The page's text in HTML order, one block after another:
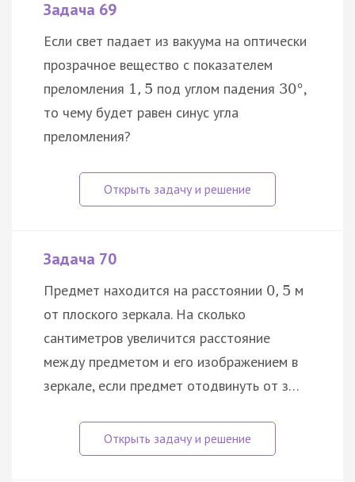
Задача 69
Если свет падает из вакуума на оптически
прозрачное вещество с показателем
преломления 1, 5 под углом падения 30°,
то чему будет равен синус угла
преломления?
Задача 70
Предмет находится на расстоянии 0, 5 м
от плоского зеркала. На сколько
сантиметров увеличится расстояние
между предметом и его изображением в
зеркале, если предмет отодвинуть от з…